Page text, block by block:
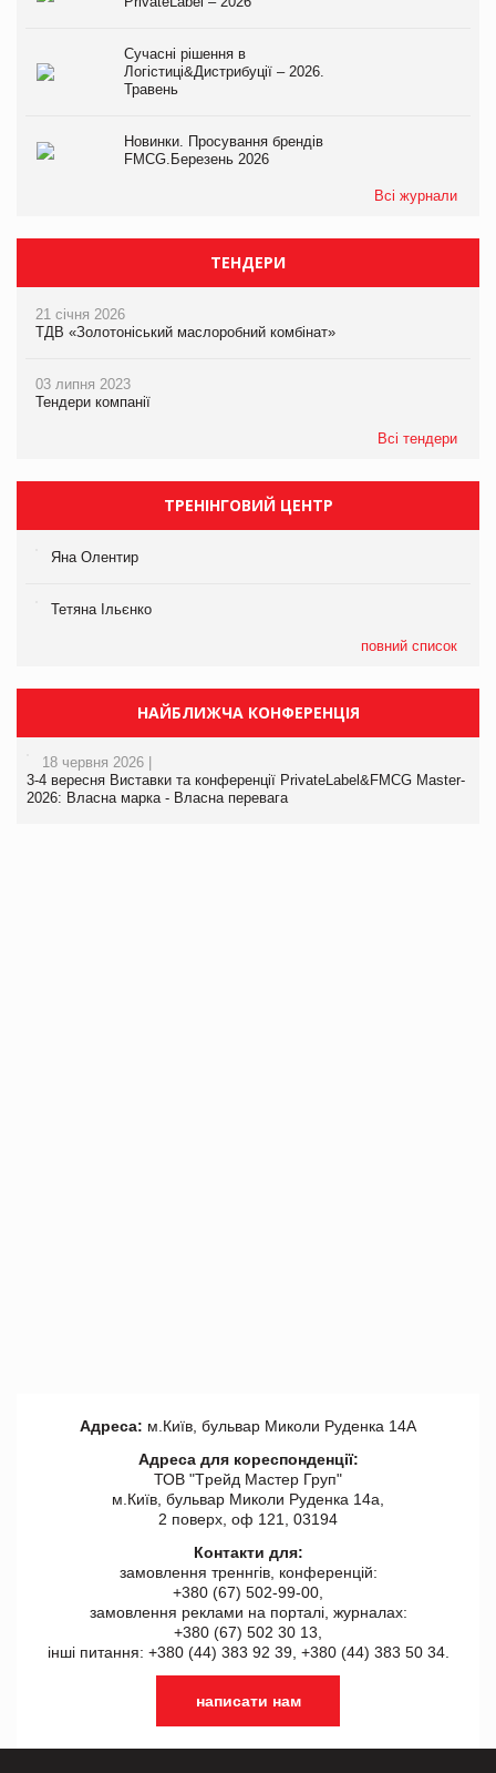
Сучасні рішення в
Логістиці&Дистрибуції – 2026.
Травень
Новинки. Просування брендів
FMCG.Березень 2026
Всі журнали
ТЕНДЕРИ
21 січня 2026
ТДВ «Золотоніський маслоробний комбінат»
03 липня 2023
Тендери компанії
Всі тендери
ТРЕНІНГОВИЙ ЦЕНТР
Яна Олентир
Тетяна Ільєнко
повний список
НАЙБЛИЖЧА КОНФЕРЕНЦІЯ
18 червня 2026 |
3-4 вересня Виставки та конференції PrivateLabel&FMCG Master-
2026: Власна марка - Власна перевага
Адреса: м.Київ, бульвар Миколи Руденка 14А
Адреса для кореспонденції:
ТОВ "Tрейд Мастер Груп"
м.Київ, бульвар Миколи Руденка 14а,
2 поверх, оф 121, 03194
Контакти для:
замовлення треннгів, конференцій:
+380 (67) 502-99-00,
замовлення реклами на порталі, журналах:
+380 (67) 502 30 13,
інші питання: +380 (44) 383 92 39, +380 (44) 383 50 34.
написати нам